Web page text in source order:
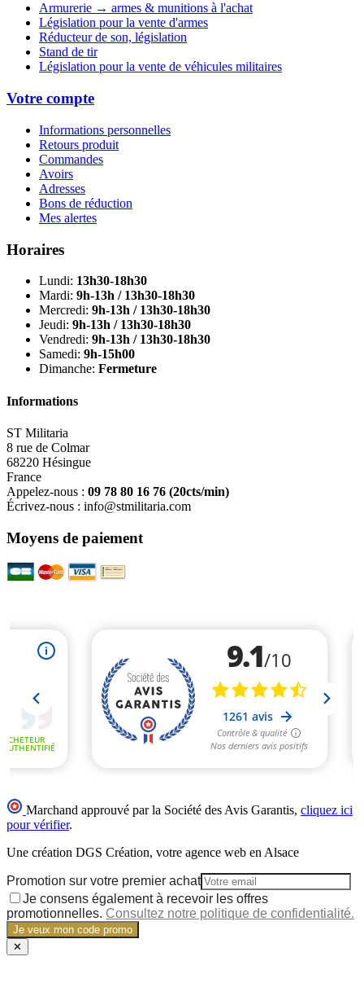
Armurerie → armes & munitions à l'achat
Législation pour la vente d'armes
Réducteur de son, législation
Stand de tir
Législation pour la vente de véhicules militaires
Votre compte
Informations personnelles
Retours produit
Commandes
Avoirs
Adresses
Bons de réduction
Mes alertes
Horaires
Lundi: 13h30-18h30
Mardi: 9h-13h / 13h30-18h30
Mercredi: 9h-13h / 13h30-18h30
Jeudi: 9h-13h / 13h30-18h30
Vendredi: 9h-13h / 13h30-18h30
Samedi: 9h-15h00
Dimanche: Fermeture
Informations
ST Militaria
8 rue de Colmar
68220 Hésingue
France
Appelez-nous : 09 78 80 16 76 (20cts/min)
Écrivez-nous : info@stmilitaria.com
Moyens de paiement
Marchand approuvé par la Société des Avis Garantis, cliquez ici
pour vérifier.
Une création DGS Création, votre agence web en Alsace
Promotion sur votre premier achat
Je consens également à recevoir les offres
promotionnelles. Consultez notre politique de confidentialité.
Je veux mon code promo
✕